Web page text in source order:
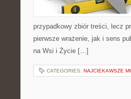
przypadkowy zbiór treści, lecz
pierwsze wrażenie, jak i sens
na Wsi i Życie […]
CATEGORIES: NAJCIEKAWSZE